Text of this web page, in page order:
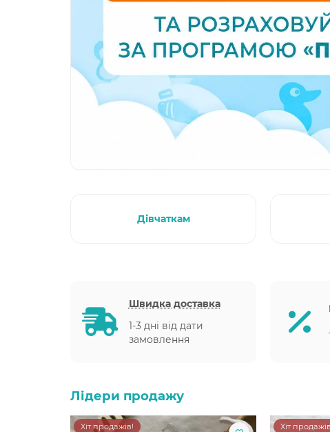
Дівчаткам
Швидка доставка
1-3 дні від дати
замовлення
Лідери продажу
Хіт продажів!
Хіт